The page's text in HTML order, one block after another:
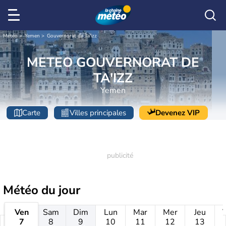
Météo Yemen Gouvernorat de Ta'izz
METEO GOUVERNORAT DE
TA'IZZ
Yemen
Carte Villes principales Devenez VIP
Météo du jour
Ven
7
Sam
8
Dim
9
Lun
10
Mar
11
Mer
12
Jeu
13